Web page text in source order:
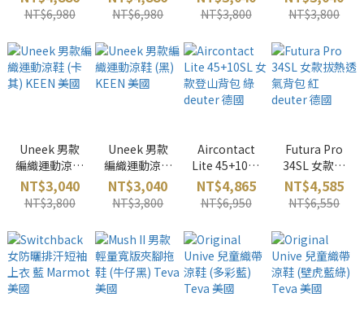
(石頭灰)
mont-bell
NT$6,980
(藍) mont-
bell 日本
NT$6,980
KEEN
NT$3,800
美國
NT$3,800
Uneek 男款
編織運動涼鞋
(卡其) KEEN
美國
NT$3,040
NT$3,800
Uneek 男款
編織運動涼鞋
(黑) KEEN 美
國
NT$3,040
NT$3,800
Aircontact
Lite 45+10SL
女款登山背包
綠 deuter 德
國
NT$4,865
NT$6,950
Futura Pro
34SL 女款拔
熱透氣背包
紅 deuter 德
國
NT$4,585
NT$6,550